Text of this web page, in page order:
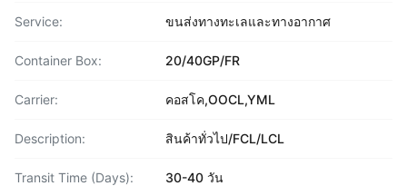
Service: ขนส่งทางทะเลและทางอากาศ
Container Box: 20/40GP/FR
Carrier: คอสโค,OOCL,YML
Description: สินค้าทั่วไป/FCL/LCL
Transit Time (Days): 30-40 วัน